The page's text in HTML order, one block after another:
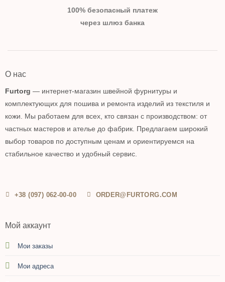
100% безопасный платеж
через шлюз банка
О нас
Furtorg — интернет-магазин швейной фурнитуры и
комплектующих для пошива и ремонта изделий из текстиля и
кожи. Мы работаем для всех, кто связан с производством: от
частных мастеров и ателье до фабрик. Предлагаем широкий
выбор товаров по доступным ценам и ориентируемся на
стабильное качество и удобный сервис.
+38 (097) 062-00-00 ORDER@FURTORG.COM
Мой аккаунт
Мои заказы
Мои адреса